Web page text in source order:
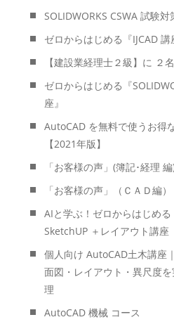
SOLIDWORKS CSWA 試験対
ゼロからはじめる『IJCAD 講
【建設業経理士２級】に ２
ゼロからはじめる『
座』
AutoCAD を無料で使うお得
【2021年版】
「お客様の声」(簿記･経理
「お客様の声」（ＣＡＤ編）
AIと学ぶ！ゼロからはじめる
SketchUP ＋レイアウト講座
個人向け AutoCAD土木講座
面図・レイアウト・異尺度
理
AutoCAD 機械 コース